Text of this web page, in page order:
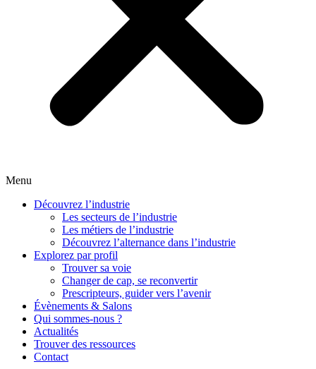
Menu
Découvrez l’industrie
Les secteurs de l’industrie
Les métiers de l’industrie
Découvrez l’alternance dans l’industrie
Explorez par profil
Trouver sa voie
Changer de cap, se reconvertir
Prescripteurs, guider vers l’avenir
Évènements & Salons
Qui sommes-nous ?
Actualités
Trouver des ressources
Contact